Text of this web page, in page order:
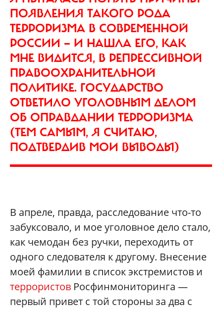
ПОЯВЛЕНИЯ ТАКОГО РОДА
ТЕРРОРИЗМА В СОВРЕМЕННОЙ
РОССИИ — И НАШЛА ЕГО, КАК
МНЕ ВИДИТСЯ, В РЕПРЕССИВНОЙ
ПРАВООХРАНИТЕЛЬНОЙ
ПОЛИТИКЕ. ГОСУДАРСТВО
ОТВЕТИЛО УГОЛОВНЫМ ДЕЛОМ
ОБ ОПРАВДАНИИ ТЕРРОРИЗМА
(ТЕМ САМЫМ, Я СЧИТАЮ,
ПОДТВЕРДИВ МОИ ВЫВОДЫ)
В апреле, правда, расследование что-то
забуксовало, и мое уголовное дело стало,
как чемодан без ручки, переходить от
одного следователя к другому. Внесение
моей фамилии в список экстремистов и
террористов Росфинмониторинга —
первый привет с той стороны за два с